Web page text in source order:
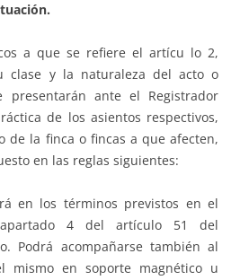
a que se refiere el artícu lo 2,
clase y la naturaleza del acto o
presentarán ante el Registrador
de los asientos respectivos,
de la finca o fincas a que afecten,
en las reglas siguientes:
en los términos previstos en el
4 del artículo 51 del
Podrá acompañarse también al
mismo en soporte magnético u